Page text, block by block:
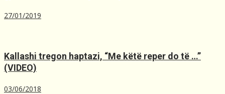
27/01/2019
Kallashi tregon haptazi, “Me kёtё reper do tё …”
(VIDEO)
03/06/2018